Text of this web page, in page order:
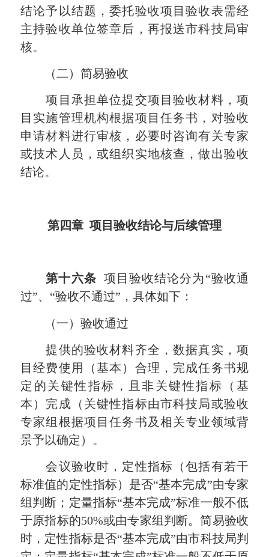
结论予以结题，委托验收项目验收表需经
主持验收单位签章后，再报送市科技局审
核。
（二）简易验收
项目承担单位提交项目验收材料，项
目实施管理机构根据项目任务书，对验收
申请材料进行审核，必要时咨询有关专家
或技术人员，或组织实地核查，做出验收
结论。
第四章 项目验收结论与后续管理
第十六条 项目验收结论分为“验收通
过”、“验收不通过”，具体如下：
（一）验收通过
提供的验收材料齐全，数据真实，项
目经费使用（基本）合理，完成任务书规
定的关键性指标，且非关键性指标（基
本）完成（关键性指标由市科技局或验收
专家组根据项目任务书及相关专业领域背
景予以确定）。
会议验收时，定性指标（包括有若干
标准值的定性指标）是否“基本完成”由专家
组判断；定量指标“基本完成”标准一般不低
于原指标的50%或由专家组判断。简易验收
时，定性指标是否“基本完成”由市科技局判